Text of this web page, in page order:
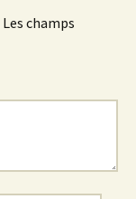
Les champs